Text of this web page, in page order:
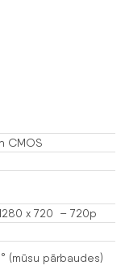
CMOS
x 720 – 720p
(mūsu pārbaudes)